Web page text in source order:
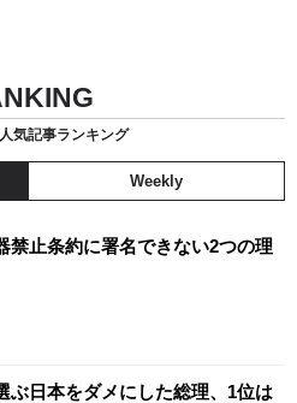
気記事ランキング
Weekly
禁止条約に署名できない2つの理
ぶ日本をダメにした総理、1位は